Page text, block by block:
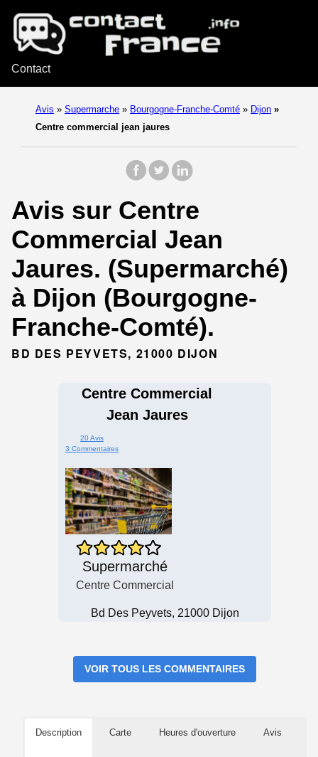
Contact
Avis » Supermarche » Bourgogne-Franche-Comté » Dijon »
Centre commercial jean jaures
Avis sur Centre
Commercial Jean
Jaures. (Supermarché)
à Dijon (Bourgogne-
Franche-Comté).
BD DES PEYVETS, 21000 DIJON
Centre Commercial
Jean Jaures
20 Avis
3 Commentaires
Supermarché
Centre Commercial
Bd Des Peyvets, 21000 Dijon
VOIR TOUS LES COMMENTAIRES
Description Carte Heures d'ouverture Avis